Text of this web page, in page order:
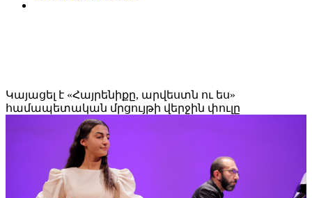
Կայացել է «Հայրենիքը, արվեստն ու ես»
համապետական մրցույթի վերջին փուլը